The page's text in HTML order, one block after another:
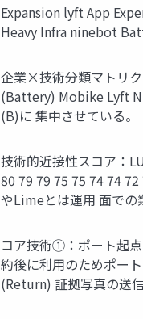
Expansion lyft App
Heavy Infra ninebot
企業×技術分類マトリ
(Battery) Mobike Lyft
(B)に 集中させている。
技術的近接性スコア：
80 79 79 75 75 74 74
やLimeとは運用 面での
コア技術①：ポート起
約後に利用のためポー
(Return) 証拠写真の送